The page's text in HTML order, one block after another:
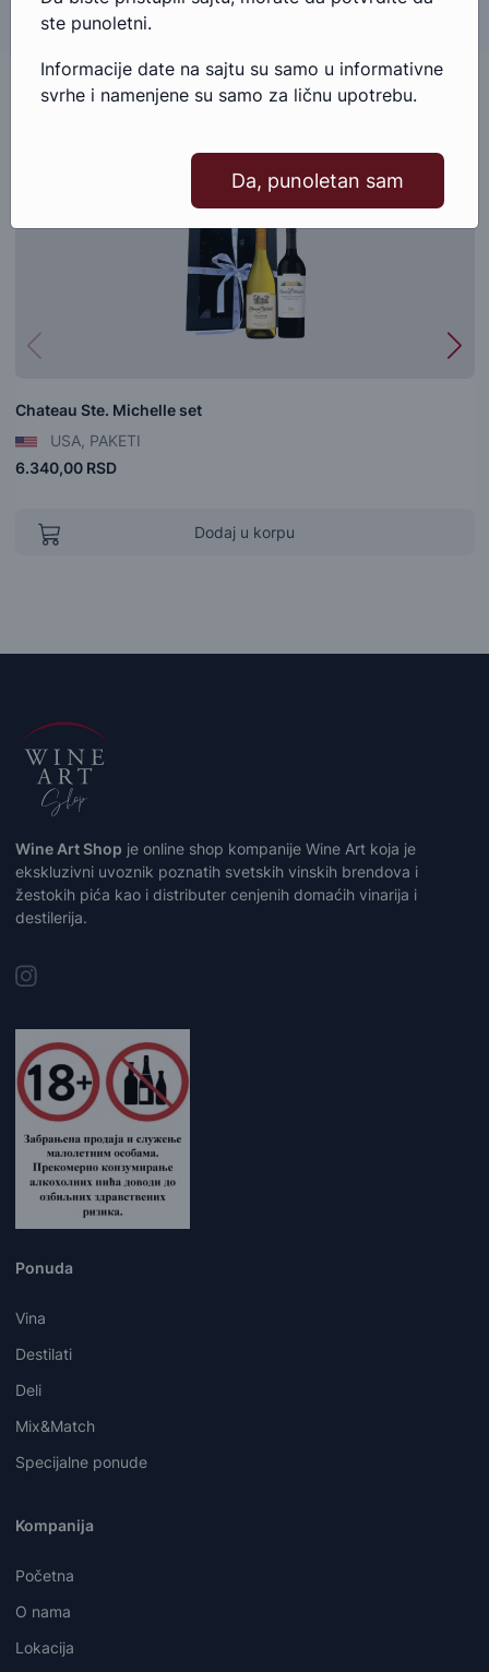
Slični proizvodi
Chateau Ste. Michelle set
USA, PAKETI
6.340,00 RSD
Dodaj u korpu
Wine Art Shop je online shop kompanije Wine Art koja je
ekskluzivni uvoznik poznatih svetskih vinskih brendova i
žestokih pića kao i distributer cenjenih domaćih vinarija i
destilerija.
Ponuda
Vina
Destilati
Deli
Mix&Match
Specijalne ponude
Kompanija
Početna
O nama
Lokacija
ste punoletni.
Informacije date na sajtu su samo u informativne
svrhe i namenjene su samo za ličnu upotrebu.
Da, punoletan sam